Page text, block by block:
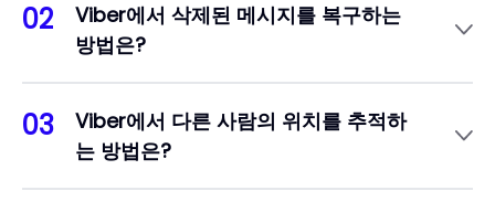
고, 고용주는 직원들이 경쟁업체와 소통하지 않는지
확인합니다. SpyX는 원활하고 보이지 않는 추적을
02
Viber에서 삭제된 메시지를 복구하는
방법은?
는 iOS에서 모든 메시지를 원격으로 쉽게 모니터링
할 수 있습니다. 간단히 가입하고, 구독을 선택한 후
03
Viber에서 다른 사람의 위치를 추적하
는 방법은?